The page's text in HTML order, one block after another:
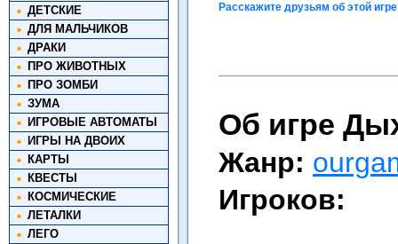
ДЕТСКИЕ
ДЛЯ МАЛЬЧИКОВ
ДРАКИ
ПРО ЖИВОТНЫХ
ПРО ЗОМБИ
ЗУМА
ИГРОВЫЕ АВТОМАТЫ
ИГРЫ НА ДВОИХ
КАРТЫ
КВЕСТЫ
КОСМИЧЕСКИЕ
ЛЕТАЛКИ
ЛЕГО
Расскажите друзьям об этой игре
Об игре
Жанр:
Игроков: